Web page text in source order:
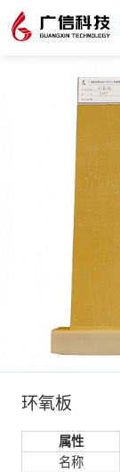
环氧板
属性
名称